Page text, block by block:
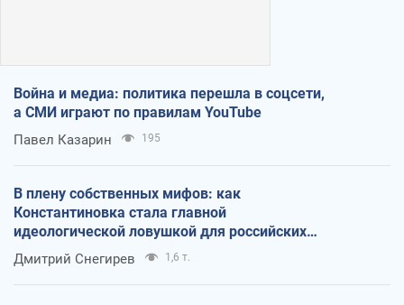
Война и медиа: политика перешла в соцсети,
а СМИ играют по правилам YouTube
Павел Казарин 195
В плену собственных мифов: как
Константиновка стала главной
идеологической ловушкой для российских
оккупантов
Дмитрий Снегирев 1,6 т.